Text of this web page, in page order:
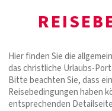
Hier finden Sie die
das christliche Urlaubs-
Bitte beachten Sie, dass
Reisebedingungen haben
entsprechenden